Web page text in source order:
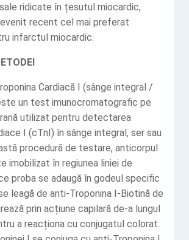
ridicate în țesutul miocardic,
recent cel mai preferat
infarctul miocardic.
Cardiacă I (sânge integral /
un test imunocromatografic pe
utilizat pentru detectarea
I (cTnI) în sânge integral, ser sau
procedură de testare, anticorpul
imobilizat în regiunea liniei de
proba se adaugă în godeul specific
leagă de anti-Troponina I-Biotină de
prin acțiune capilară de-a lungul
a reacționa cu conjugatul colorat.